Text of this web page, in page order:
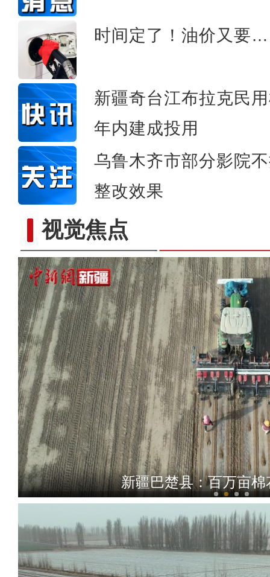
时间定了！油价又要
新疆奇台江布拉克民
年内建成投用
乌鲁木齐市部分影院
整改效果
视觉焦点实拍新疆兵团首条“疆电
新疆巴楚县：百万亩